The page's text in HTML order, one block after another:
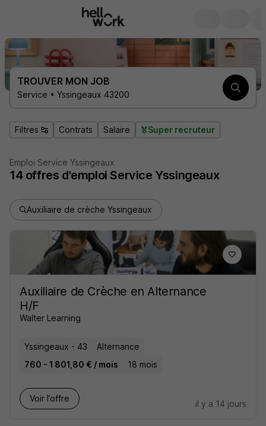
TROUVER MON JOB
Service • Yssingeaux 43200
Filtres Contrats Salaire Super recruteur
Emploi Service Yssingeaux
14 offres d'emploi Service Yssingeaux
Auxiliaire de crèche Yssingeaux
Auxiliaire de Crèche en Alternance
H/F
Walter Learning
Yssingeaux - 43
Alternance
760 - 1 801,80 € / mois
18 mois
Voir l’offre
il y a 14 jours